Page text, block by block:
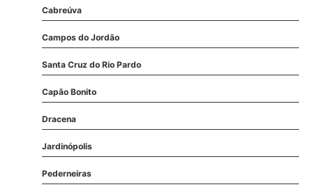
Cabreúva
Campos do Jordão
Santa Cruz do Rio Pardo
Capão Bonito
Dracena
Jardinópolis
Pederneiras